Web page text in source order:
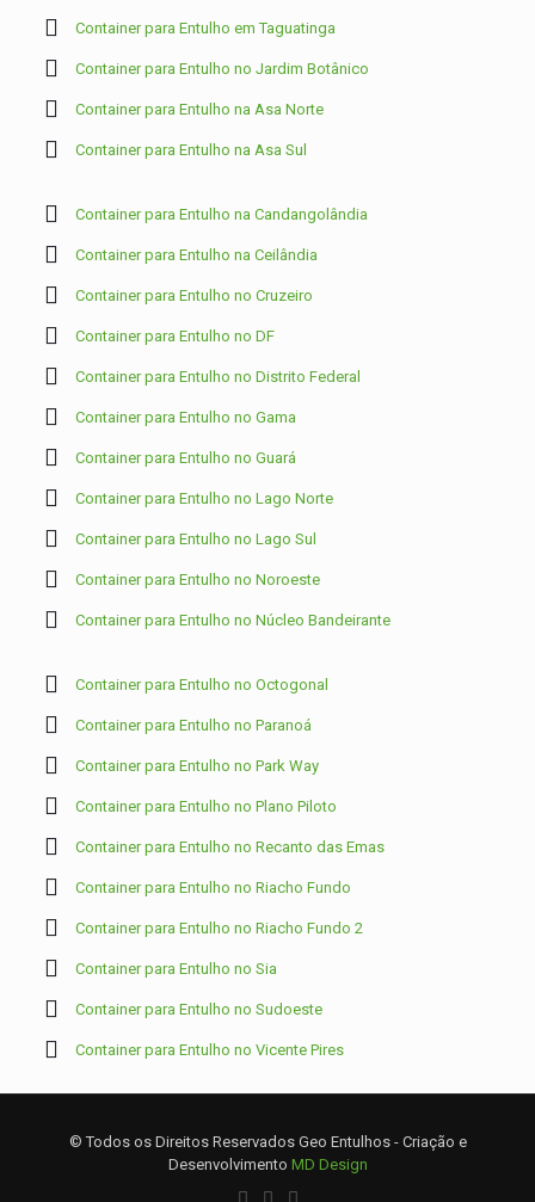
Container para Entulho em Taguatinga
Container para Entulho no Jardim Botânico
Container para Entulho na Asa Norte
Container para Entulho na Asa Sul
Container para Entulho na Candangolândia
Container para Entulho na Ceilândia
Container para Entulho no Cruzeiro
Container para Entulho no DF
Container para Entulho no Distrito Federal
Container para Entulho no Gama
Container para Entulho no Guará
Container para Entulho no Lago Norte
Container para Entulho no Lago Sul
Container para Entulho no Noroeste
Container para Entulho no Núcleo Bandeirante
Container para Entulho no Octogonal
Container para Entulho no Paranoá
Container para Entulho no Park Way
Container para Entulho no Plano Piloto
Container para Entulho no Recanto das Emas
Container para Entulho no Riacho Fundo
Container para Entulho no Riacho Fundo 2
Container para Entulho no Sia
Container para Entulho no Sudoeste
Container para Entulho no Vicente Pires
© Todos os Direitos Reservados Geo Entulhos - Criação e
Desenvolvimento MD Design